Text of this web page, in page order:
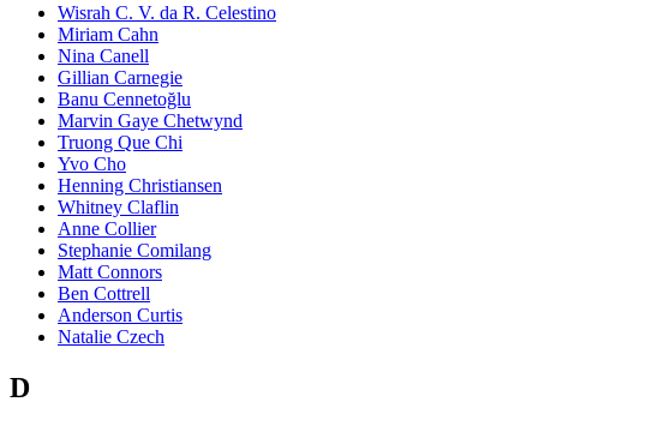
Wisrah C. V. da R. Celestino
Miriam Cahn
Nina Canell
Gillian Carnegie
Banu Cennetoğlu
Marvin Gaye Chetwynd
Truong Que Chi
Yvo Cho
Henning Christiansen
Whitney Claflin
Anne Collier
Stephanie Comilang
Matt Connors
Ben Cottrell
Anderson Curtis
Natalie Czech
D